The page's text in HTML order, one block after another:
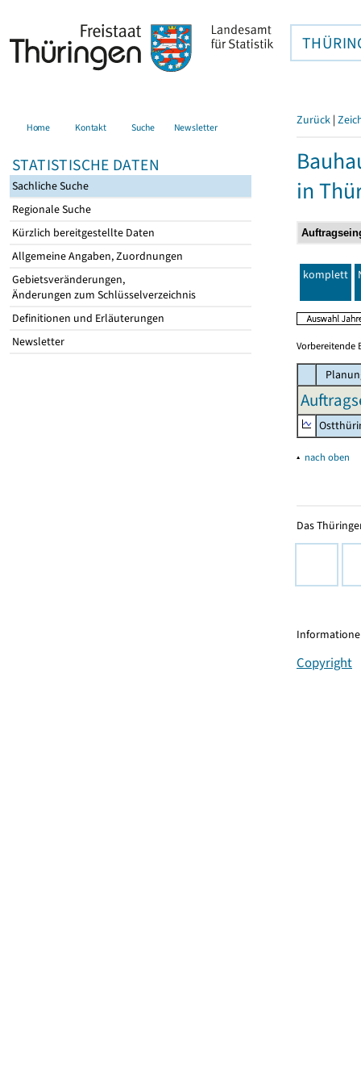
Home Kontakt Suche Newsletter
STATISTISCHE DATEN
Sachliche Suche
Regionale Suche
Kürzlich bereitgestellte Daten
Allgemeine Angaben, Zuordnungen
Gebietsveränderungen,
Änderungen zum Schlüsselverzeichnis
Definitionen und Erläuterungen
Newsletter
Zurück |
in
komplett
Vorbereitende
▴ nach oben
Das
Copyright